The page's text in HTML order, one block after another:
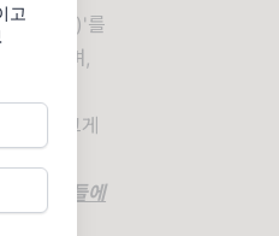
고오(Veo)'를
발표하며,
성을 크게
사용자들에